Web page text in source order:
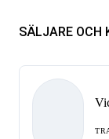
SÄLJARE OCH